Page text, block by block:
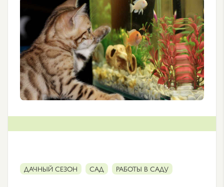
ДАЧНЫЙ СЕЗОН САД РАБОТЫ В САДУ